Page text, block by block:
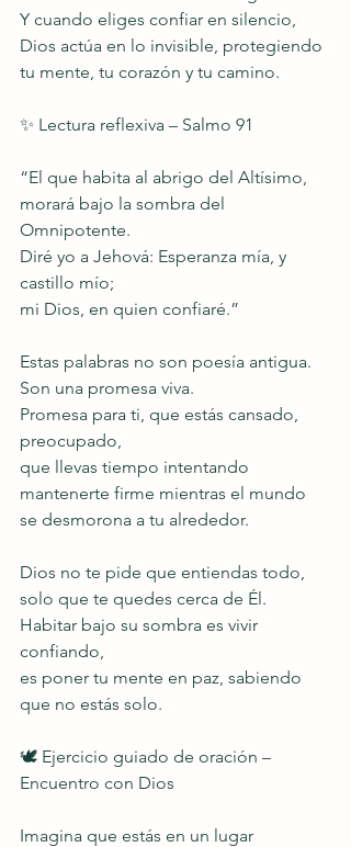
Y cuando eliges confiar en silencio,
Dios actúa en lo invisible, protegiendo
tu mente, tu corazón y tu camino.
✨ Lectura reflexiva – Salmo 91
“El que habita al abrigo del Altísimo,
morará bajo la sombra del
Omnipotente.
Diré yo a Jehová: Esperanza mía, y
castillo mío;
mi Dios, en quien confiaré.”
Estas palabras no son poesía antigua.
Son una promesa viva.
Promesa para ti, que estás cansado,
preocupado,
que llevas tiempo intentando
mantenerte firme mientras el mundo
se desmorona a tu alrededor.
Dios no te pide que entiendas todo,
solo que te quedes cerca de Él.
Habitar bajo su sombra es vivir
confiando,
es poner tu mente en paz, sabiendo
que no estás solo.
🕊️ Ejercicio guiado de oración –
Encuentro con Dios
Imagina que estás en un lugar